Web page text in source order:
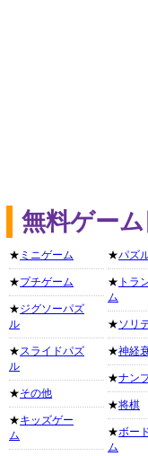
無料ゲー
★ ミニゲーム
★プチゲーム
★ジグソーパズ
ル
★スライドパズ
ル
★その他
★キッズゲー
ム
★パズ
★ トラ
ム
★ソリ
★神経
★ナン
★将棋
★ボー
ム